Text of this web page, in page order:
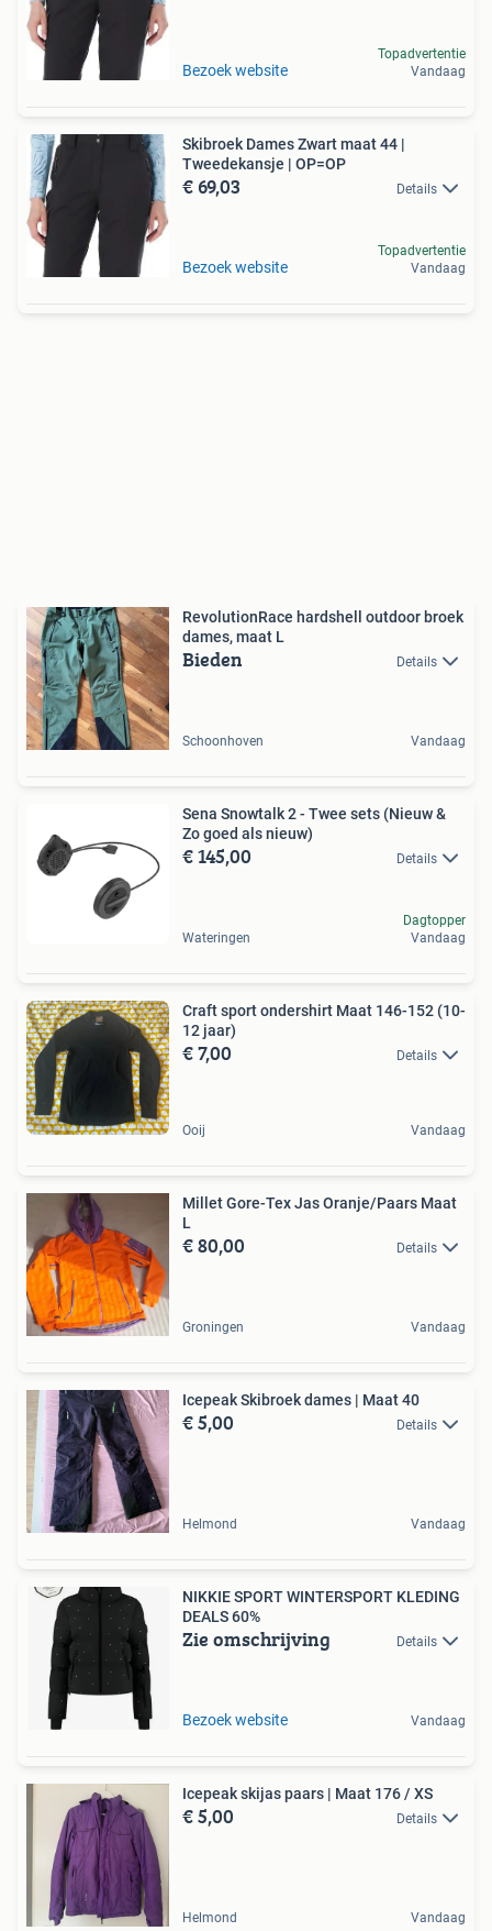
Bezoek website
Topadvertentie
Vandaag
Skibroek Dames Zwart maat 44 |
Tweedekansje | OP=OP
€ 69,03 Details
Bezoek website
Topadvertentie
Vandaag
RevolutionRace hardshell outdoor broek
dames, maat L
Bieden Details
Schoonhoven Vandaag
Sena Snowtalk 2 - Twee sets (Nieuw &
Zo goed als nieuw)
€ 145,00 Details
Wateringen
Dagtopper
Vandaag
Craft sport ondershirt Maat 146-152 (10-
12 jaar)
€ 7,00 Details
Ooij Vandaag
Millet Gore-Tex Jas Oranje/Paars Maat
L
€ 80,00 Details
Groningen Vandaag
Icepeak Skibroek dames | Maat 40
€ 5,00 Details
Helmond Vandaag
NIKKIE SPORT WINTERSPORT KLEDING
DEALS 60%
Zie omschrijving Details
Bezoek website Vandaag
Icepeak skijas paars | Maat 176 / XS
€ 5,00 Details
Helmond Vandaag